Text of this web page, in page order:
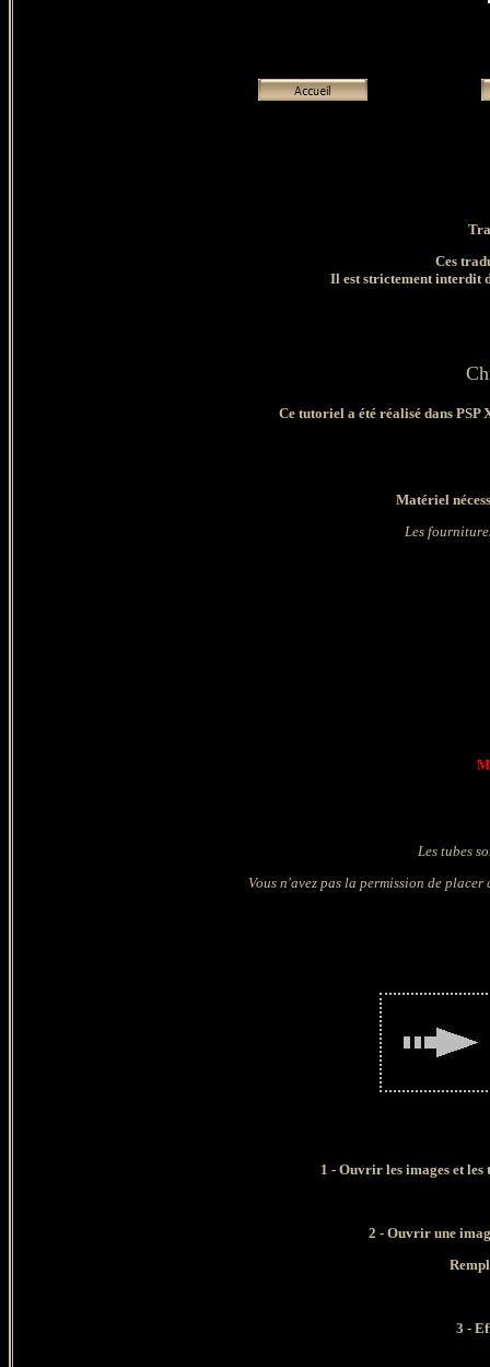
Ces
Il est strictement interdit
Ce tutoriel a été réalisé dans PSP
Matériel
Les
Les tubes
Vous n'avez pas la permission de
1 - Ouvrir les images et
2 - Ouvrir une
3 -